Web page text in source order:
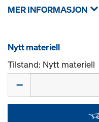
MER INFORMASJON
Nytt materiell
Tilstand: Nytt materiell